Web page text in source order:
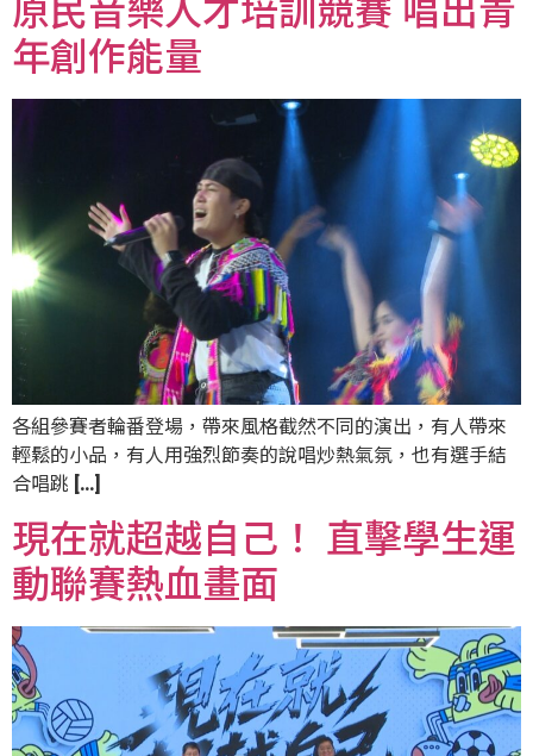
原民音樂人才培訓競賽 唱出青
年創作能量
各組參賽者輪番登場，帶來風格截然不同的演出，有人帶來
輕鬆的小品，有人用強烈節奏的說唱炒熱氣氛，也有選手結
合唱跳 […]
現在就超越自己！ 直擊學生運
動聯賽熱血畫面